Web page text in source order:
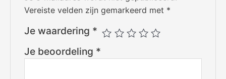
Vereiste velden zijn gemarkeerd met *
Je waardering *
Je beoordeling *